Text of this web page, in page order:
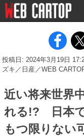
投稿日: 2024年3月19日
ズキ／日産／WEB
近い将来世界
れる!? 日本
もつ限りない